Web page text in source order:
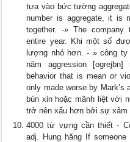
tựa vào bức tường
number is aggregate, it is
together. -» The
entire year. Khi một số
lượng nhỏ hơn. - » công ty
năm aggression
behavior that is mean or
only made worse by
bủn xỉn hoặc mãnh liệt với
trở nên xấu hơn bởi sự xâm
4000 từ vựng cần thiết -
adj. Hung hăng If